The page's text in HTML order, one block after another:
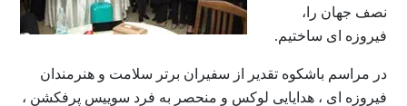
نصف جهان را،
فیروزه ای ساختیم.
در مراسم باشکوه تقدیر از سفیران برتر سلامت و هنرمندان
فیروزه ای ، هدایایی لوکس و منحصر به فرد سوییس پرفکشن ،